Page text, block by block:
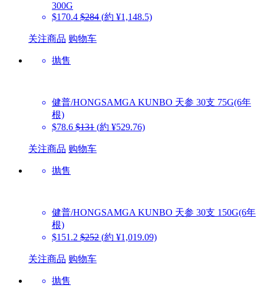
300G
$170.4 $284 (約 ¥1,148.5)
关注商品 购物车
抛售
健普/HONGSAMGA KUNBO 天参 30支 75G(6年
根)
$78.6 $131 (約 ¥529.76)
关注商品 购物车
抛售
健普/HONGSAMGA KUNBO 天参 30支 150G(6年
根)
$151.2 $252 (約 ¥1,019.09)
关注商品 购物车
抛售